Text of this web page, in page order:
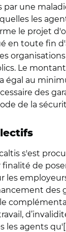
par une
les
le projet
en toute fin
Le
égal au
des
de la
s'est
de
les
des
les agents